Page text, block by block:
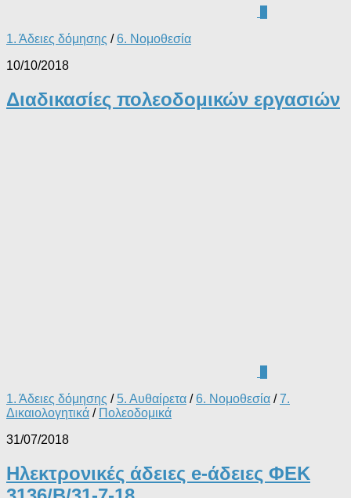
1. Άδειες δόμησης /6. Νομοθεσία
10/10/2018
Διαδικασίες πολεοδομικών εργασιών
1. Άδειες δόμησης / 5. Αυθαίρετα /6. Νομοθεσία /7.
Δικαιολογητικά / Πολεοδομικά
31/07/2018
Ηλεκτρονικές άδειες e-άδειες ΦΕΚ